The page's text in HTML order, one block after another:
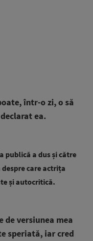
într-o zi, o să
ea.
publică a dus și către
care actrița
și autocritică.
versiunea mea
speriată, iar cred